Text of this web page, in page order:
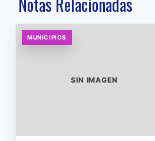
MUNICIPIOS
SIN IMAGEN